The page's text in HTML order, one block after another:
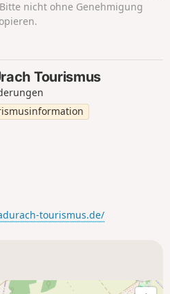
nicht ohne Genehmigung
Tourismus
tourismus.de/